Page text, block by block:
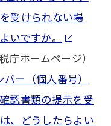
受けられない場
いですか。
庁ホームページ）
ー（個人番号）
認書類の提示を受
、どうしたらよい